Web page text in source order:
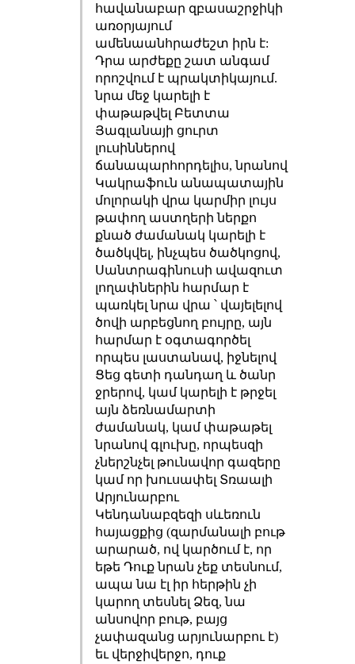
հավանաբար զբասաշրջիկի
առօրյայում
ամենաանհրաժեշտ իրն է:
Դրա արժեքը շատ անգամ
որոշվում է պրակտիկայում.
նրա մեջ կարելի է
փաթաթվել Բետտա
Յագլանայի ցուրտ
լուսիններով
ճանապարհորդելիս, նրանով
Կակրաֆուն անապատային
մոլորակի վրա կարմիր լույս
թափող աստղերի ներքո
քնած ժամանակ կարելի է
ծածկվել, ինչպես ծածկոցով,
Սանտրագինուսի ավազուտ
լողափներին հարմար է
պառկել նրա վրա ՝ վայելելով
ծովի արբեցնող բույրը, այն
հարմար է օգտագործել
որպես լաստանավ, իջնելով
Ցեց գետի դանդաղ և ծանր
ջրերով, կամ կարելի է թրջել
այն ձեռնամարտի
ժամանակ, կամ փաթաթել
նրանով գլուխը, որպեսզի
չներշնչել թունավոր գազերը
կամ որ խուսափել Տռաալի
Արյունարբու
Կենդանաբզեզի սևեռուն
հայացքից (զարմանալի բութ
արարած, ով կարծում է, որ
եթե Դուք նրան չեք տեսնում,
ապա նա էլ իր հերթին չի
կարող տեսնել Ձեզ, նա
անսովոր բութ, բայց
չափազանց արյունարբու է)
եւ վերջիվերջո, դուք